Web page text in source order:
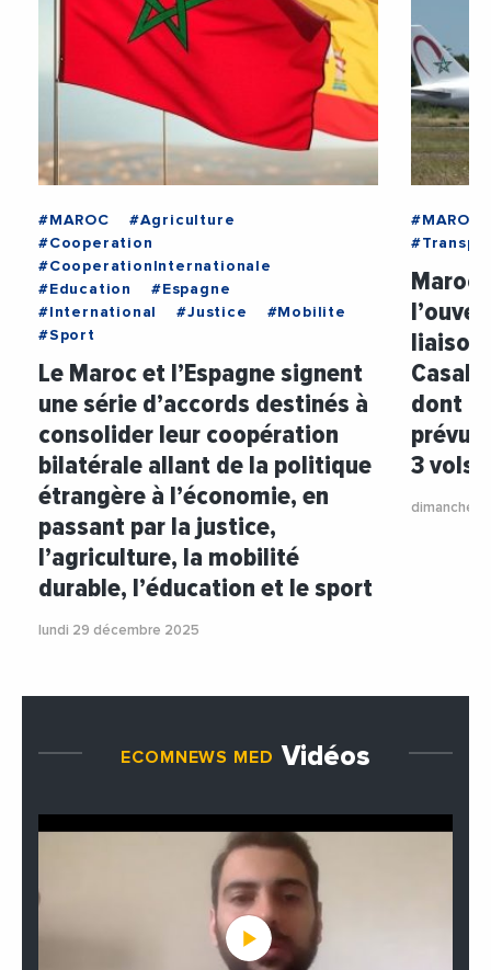
#MAROC
#Agriculture
#Cooperation
#CooperationInternationale
#Education
#Espagne
#International
#Justice
#Mobilite
#Sport
Le Maroc et l’Espagne signent
une série d’accords destinés à
consolider leur coopération
bilatérale allant de la politique
étrangère à l’économie, en
passant par la justice,
l’agriculture, la mobilité
durable, l’éducation et le sport
lundi 29 décembre 2025
#MAROC
Maroc
liaison
dont
3 vols
dimanche
ECOMNEWS MED Vidéos